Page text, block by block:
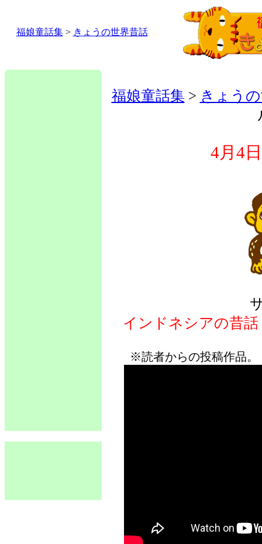
福娘童話集> きょうの世界昔話
福娘童話集 > きょう
4月4
インドネシアの昔話
※読者からの投稿作品